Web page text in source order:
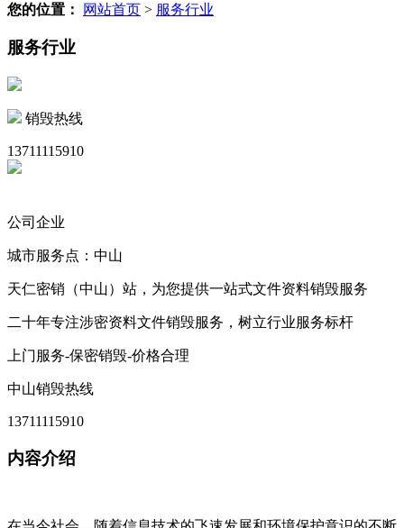
您的位置： 网站首页 > 服务行业
服务行业
销毁热线
13711115910
公司企业
城市服务点：中山
天仁密销（中山）站，为您提供一站式文件资料销毁服务
二十年专注涉密资料文件销毁服务，树立行业服务标杆
上门服务-保密销毁-价格合理
中山销毁热线
13711115910
内容介绍